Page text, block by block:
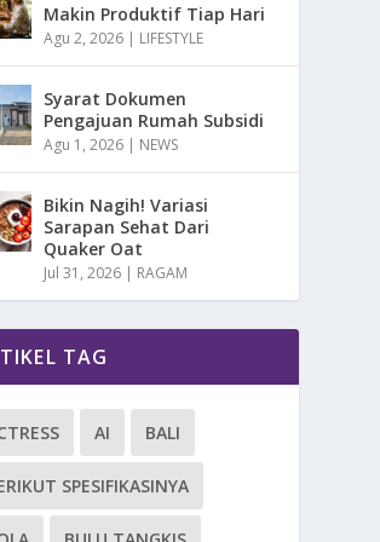
Makin Produktif Tiap Hari
Agu 2, 2026 | LIFESTYLE
Syarat Dokumen
Pengajuan Rumah Subsidi
Agu 1, 2026 | NEWS
Bikin Nagih! Variasi
Sarapan Sehat Dari
Quaker Oat
Jul 31, 2026 | RAGAM
TAG
AI BALI
SPESIFIKASINYA